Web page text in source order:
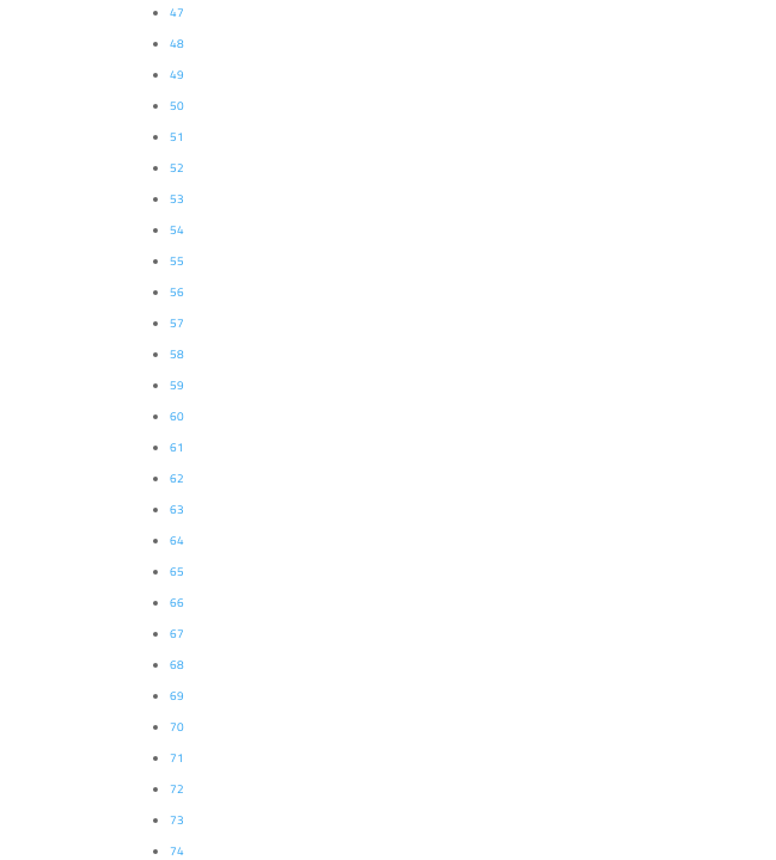
47
48
49
50
51
52
53
54
55
56
57
58
59
60
61
62
63
64
65
66
67
68
69
70
71
72
73
74